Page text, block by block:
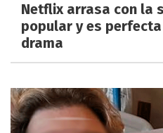
Netflix arrasa con la
popular y es
drama